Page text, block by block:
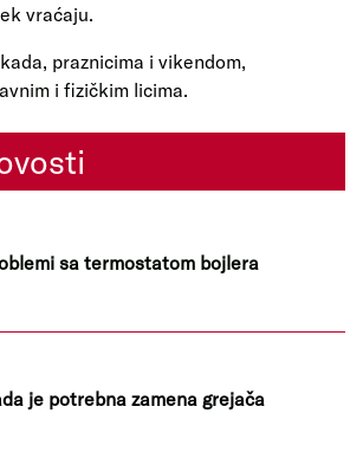
vraćaju.
praznicima i vikendom,
i fizičkim licima.
sa termostatom bojlera
je potrebna zamena grejača